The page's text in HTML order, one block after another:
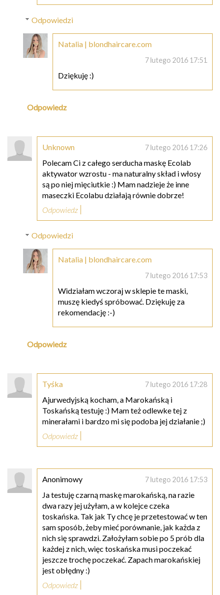
Odpowiedzi
Natalia | blondhaircare.com
7 lutego 2016 17:51
Dziękuję :)
Odpowiedz
Unknown 7 lutego 2016 17:26
Polecam Ci z całego serducha maskę Ecolab
aktywator wzrostu - ma naturalny skład i włosy
są po niej mięciutkie :) Mam nadzieje że inne
maseczki Ecolabu działają równie dobrze!
Odpowiedz
Odpowiedzi
Natalia | blondhaircare.com
7 lutego 2016 17:53
Widziałam wczoraj w sklepie te maski,
muszę kiedyś spróbować. Dziękuję za
rekomendację :-)
Odpowiedz
Tyśka 7 lutego 2016 17:28
Ajurwedyjską kocham, a Marokańską i
Toskańską testuję :) Mam też odlewke tej z
minerałami i bardzo mi się podoba jej działanie ;)
Odpowiedz
Anonimowy 7 lutego 2016 17:53
Ja testuję czarną maskę marokańską, na razie
dwa razy jej użyłam, a w kolejce czeka
toskańska. Tak jak Ty chcę je przetestować w ten
sam sposób, żeby mieć porównanie, jak każda z
nich się sprawdzi. Założyłam sobie po 5 prób dla
każdej z nich, więc toskańska musi poczekać
jeszcze trochę poczekać. Zapach marokańskiej
jest obłędny :)
Odpowiedz